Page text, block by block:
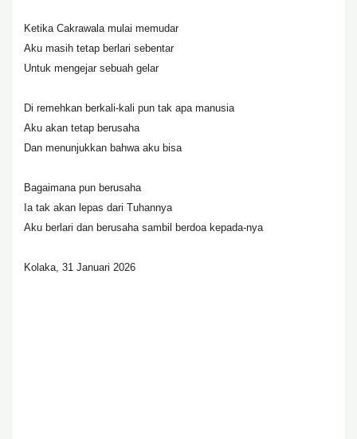
Ketika Cakrawala mulai memudar
Aku masih tetap berlari sebentar
Untuk mengejar sebuah gelar
Di remehkan berkali-kali pun tak apa manusia
Aku akan tetap berusaha
Dan menunjukkan bahwa aku bisa
Bagaimana pun berusaha
Ia tak akan lepas dari Tuhannya
Aku berlari dan berusaha sambil berdoa kepada-nya
Kolaka, 31 Januari 2026